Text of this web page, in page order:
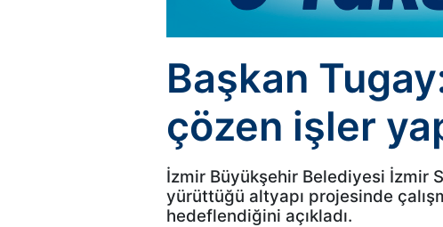
Başkan
çözen işler
İzmir Büyükşehir Belediyesi İzmir
yürüttüğü altyapı projesinde
hedeflendiğini açıkladı.